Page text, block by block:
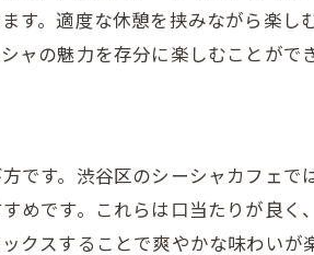
す。適度な休憩を挟みながら楽
の魅力を存分に楽しむことがで
です。渋谷区のシーシャカフェで
めです。これらは口当たりが良
クスすることで爽やかな味わい